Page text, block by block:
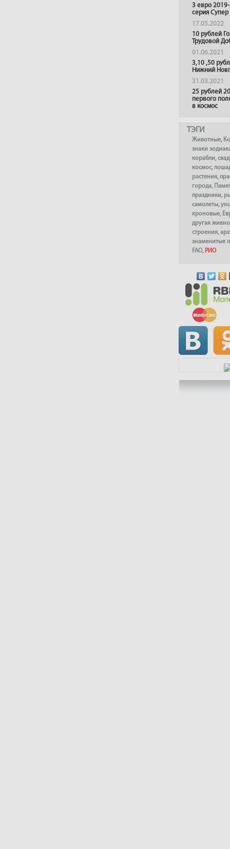
3 евро
серия
17.05.2022
10 рублей
Трудовой
01.06.2021
3,10 ,50
Нижний
31.03.2021
25 рублей
первого
в космос
ТЭГИ
Животные,
знаки
корабли,
космос,
растения,
города,
праздники,
самолеты,
кроновые,
другая
строения,
знаменитые
FAO, РИО